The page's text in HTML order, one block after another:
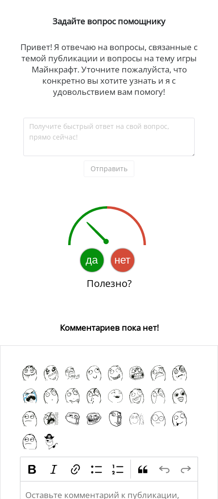
Задайте вопрос помощнику
Привет! Я отвечаю на вопросы, связанные с
темой публикации и вопросы на тему игры
Майнкрафт. Уточните пожалуйста, что
конкретно вы хотите узнать и я с
удовольствием вам помогу!
Получите быстрый ответ на свой вопрос,
прямо сейчас!
Отправить
да нет
Полезно?
Комментариев пока нет!